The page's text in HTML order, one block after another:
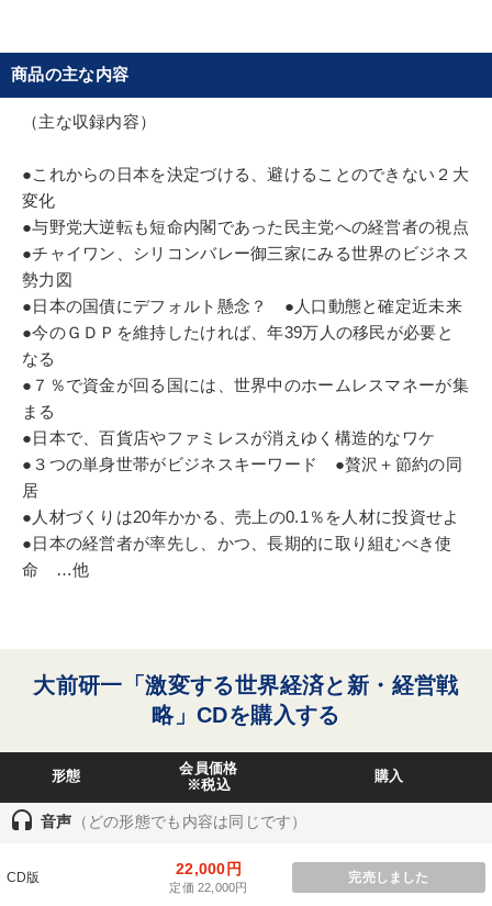
ター、日本支社長、アジア太平洋地区会長を歴任。
94年人材発掘・育成の場として「一新塾」を設立、
97年にカリフォルニア大学ロサンゼルス校
ス・ブレークスルー代表取締役、起業家養成学校
「アタッカーズ・ビジネス・スクール」塾長、豪ボ
ンド大学評議員兼教授、ビジネス・ブレークスルー
大学院大学学長、ペンシルベニア大学ウォートンス
クールSEIセンターのボードメンバーなどを兼務。
商品の主な内容
（主な収録内容）
●これからの日本を決定づける、避けることのできない２大
変化
●与野党大逆転も短命内閣であった民主党への経営者の視点
●チャイワン、シリコンバレー御三家にみる世界のビジネス
勢力図
●日本の国債にデフォルト懸念？ ●人口動態と確定近未来
●今のＧＤＰを維持したければ、年39万人の移民が必要と
なる
●７％で資金が回る国には、世界中のホームレスマネーが集
まる
●日本で、百貨店やファミレスが消えゆく構造的なワケ
●３つの単身世帯がビジネスキーワード ●贅沢＋節約の同
居
●人材づくりは20年かかる、売上の0.1％を人材に投資せよ
●日本の経営者が率先し、かつ、長期的に取り組むべき使
命 …他
大前研一「激変する世界経済と新・経営戦
略」CDを購入する
形態
会員価格
※税込
購入
headset 音声 （どの形態でも内容は同じです）
CD版 22,000円
定価 22,000円
完売しました